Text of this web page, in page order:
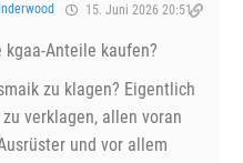
15. Juni 2026 20:51
Anteile kaufen?
zu klagen? Eigentlich
verklagen, allen voran
und vor allem